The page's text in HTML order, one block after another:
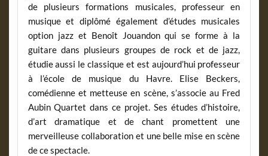
de plusieurs formations musicales, professeur en
musique et diplômé également d’études musicales
option jazz et Benoît Jouandon qui se forme à la
guitare dans plusieurs groupes de rock et de jazz,
étudie aussi le classique et est aujourd’hui professeur
à l’école de musique du Havre. Elise Beckers,
comédienne et metteuse en scène, s’associe au Fred
Aubin Quartet dans ce projet. Ses études d’histoire,
d’art dramatique et de chant promettent une
merveilleuse collaboration et une belle mise en scène
de ce spectacle.